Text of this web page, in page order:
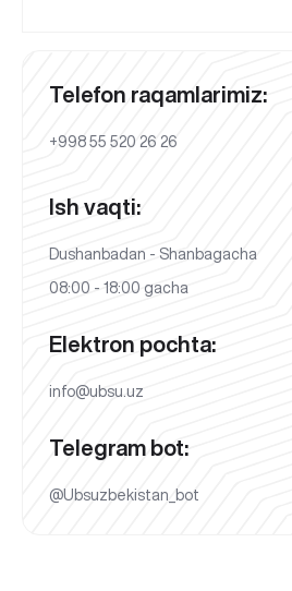
Telefon raqamlarimiz:
+998 55 520 26 26
Ish vaqti:
Dushanbadan - Shanbagacha
08:00 - 18:00 gacha
Elektron pochta:
info@ubsu.uz
Telegram bot:
@Ubsuzbekistan_bot